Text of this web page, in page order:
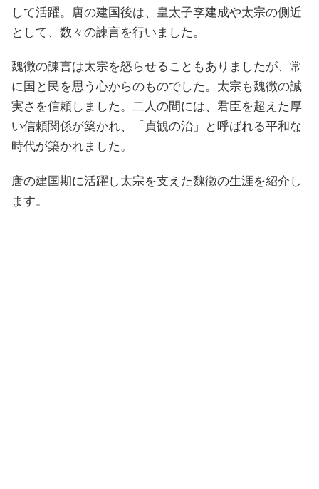
して活躍。唐の建国後は、皇太子李建成や太宗の側近
として、数々の諫言を行いました。
魏徴の諫言は太宗を怒らせることもありましたが、常
に国と民を思う心からのものでした。太宗も魏徴の誠
実さを信頼しました。二人の間には、君臣を超えた厚
い信頼関係が築かれ、「貞観の治」と呼ばれる平和な
時代が築かれました。
唐の建国期に活躍し太宗を支えた魏徴の生涯を紹介し
ます。